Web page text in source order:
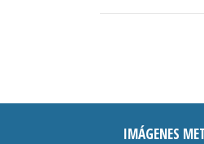
IMÁGENES